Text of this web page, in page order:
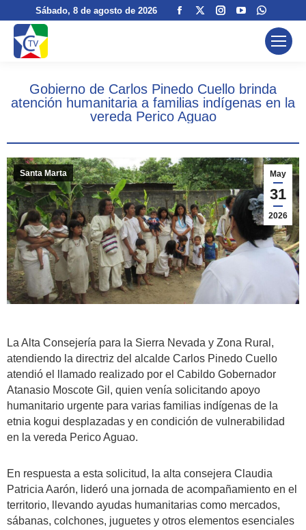
Sábado, 8 de agosto de 2026
Facebook
windowwindow
Instagram
window
YouTube
opens
window
page
opens
window
Gobierno de Carlos Pinedo Cuello brinda
atención humanitaria a familias indígenas en la
vereda Perico Aguao
May
31
2026
Santa Marta
La Alta Consejería para la Sierra Nevada y Zona Rural,
atendiendo la directriz del alcalde Carlos Pinedo Cuello
atendió el llamado realizado por el Cabildo Gobernador
Atanasio Moscote Gil, quien venía solicitando apoyo
humanitario urgente para varias familias indígenas de la
etnia kogui desplazadas y en condición de vulnerabilidad
en la vereda Perico Aguao.
En respuesta a esta solicitud, la alta consejera Claudia
Patricia Aarón, lideró una jornada de acompañamiento en el
territorio, llevando ayudas humanitarias como mercados,
sábanas, colchones, juguetes y otros elementos esenciales